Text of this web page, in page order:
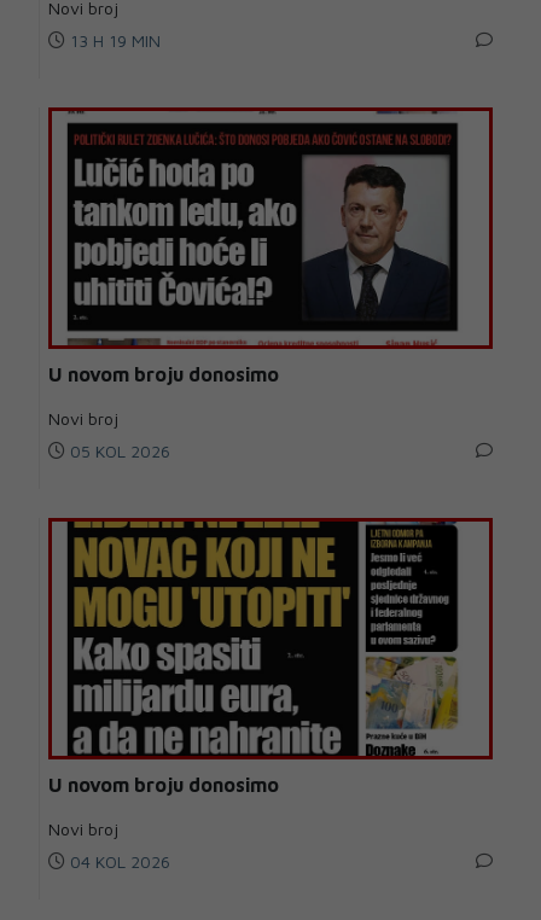
Novi broj
13 H 19 MIN
U novom broju donosimo
Novi broj
05 KOL 2026
U novom broju donosimo
Novi broj
04 KOL 2026